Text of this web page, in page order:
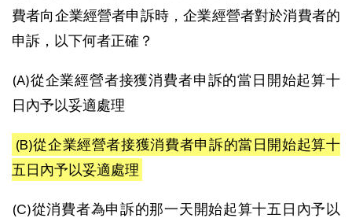
費者向企業經營者申訴時，企業經營者對於消費者的
申訴，以下何者正確？
(A)從企業經營者接獲消費者申訴的當日開始起算十
日內予以妥適處理
(B)從企業經營者接獲消費者申訴的當日開始起算十
五日內予以妥適處理
(C)從消費者為申訴的那一天開始起算十五日內予以